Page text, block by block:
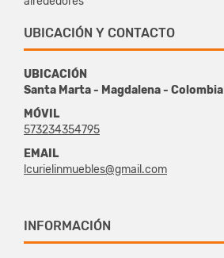
UBICACIÓN Y CONTACTO
UBICACIÓN
Santa Marta - Magdalena - Colombia
MÓVIL
573234354795
EMAIL
lcurielinmuebles@gmail.com
INFORMACIÓN